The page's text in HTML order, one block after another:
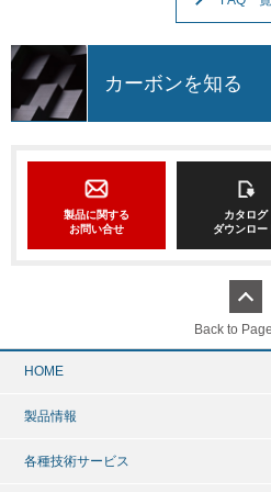
カーボンを知る
製品に関する
お問い合せ
カタログ
ダウンロー
Back to
HOME
製品情報
各種技術サービス